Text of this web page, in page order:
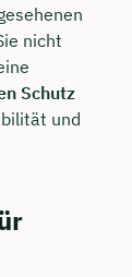
nicht
Schutz
und